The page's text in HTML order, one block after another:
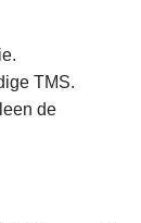
TMS.
de